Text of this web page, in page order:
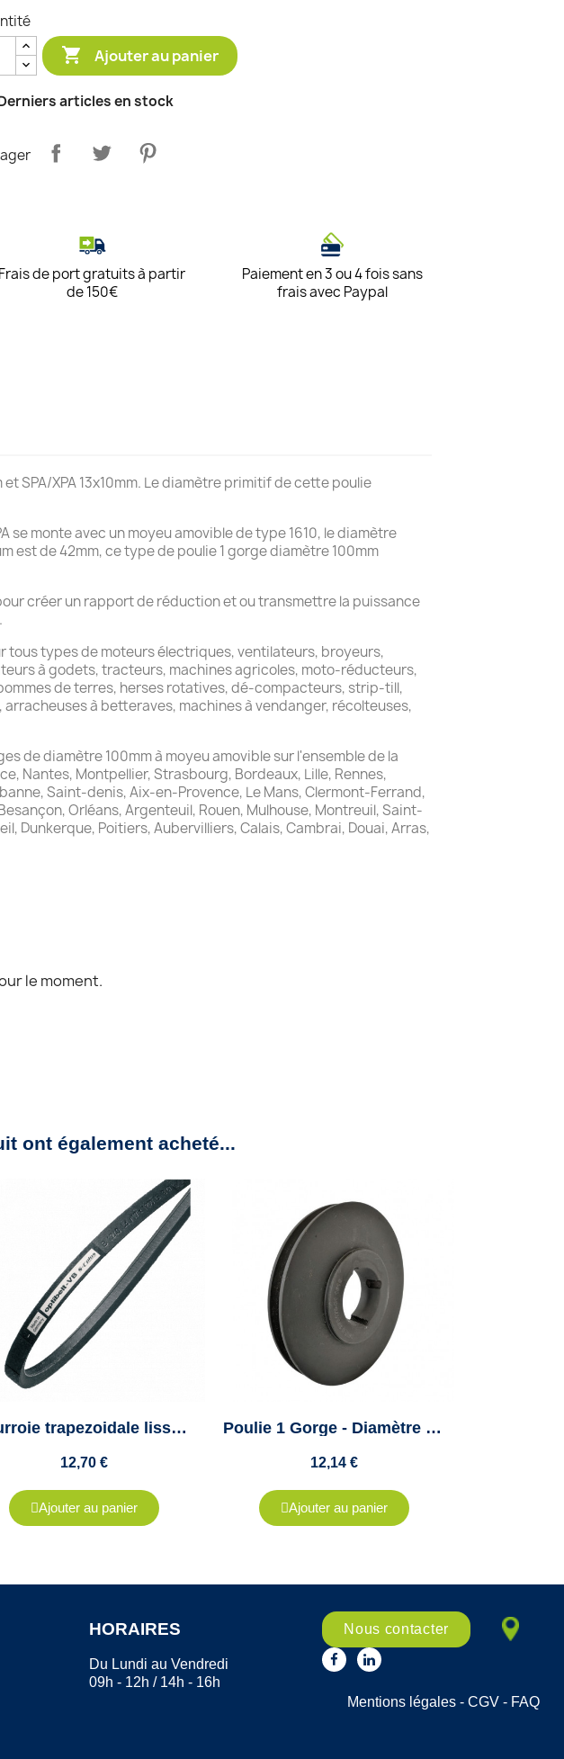
 Ajouter au panier
articles en stock
Frais de port gratuits à partir
de 150€
Paiement en 3 ou 4 fois sans
frais avec Paypal
SPA/XPA 13x10mm. Le diamètre primitif de cette poulie
se monte avec un moyeu amovible de type 1610, le diamètre
est de 42mm, ce type de poulie 1 gorge diamètre 100mm
créer un rapport de réduction et ou transmettre la puissance
tous types de moteurs électriques, ventilateurs, broyeurs,
à godets, tracteurs, machines agricoles, moto-réducteurs,
de terres, herses rotatives, dé-compacteurs, strip-till,
à betteraves, machines à vendanger, récolteuses,
de diamètre 100mm à moyeu amovible sur l'ensemble de la
Nantes, Montpellier, Strasbourg, Bordeaux, Lille, Rennes,
Saint-denis, Aix-en-Provence, Le Mans, Clermont-Ferrand,
Orléans, Argenteuil, Rouen, Mulhouse, Montreuil, Saint-
Dunkerque, Poitiers, Aubervilliers, Calais, Cambrai, Douai, Arras,
le moment.
ont également acheté...
Courroie trapezoidale lisse A48 13x1220 Optibelt
12,70 €
Ajouter au panier
Poulie 1 Gorge - Diamètre 125mm - Pour Courroie A / SPA / XPA - Moyeu 1610
12,14 €
Ajouter au panier
HORAIRES
Du Lundi au Vendredi
09h - 12h / 14h - 16h
Nous contacter
Mentions légales- CGV- FAQ